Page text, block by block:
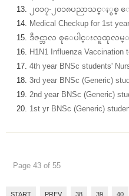
၂၀၁၇-၂၀၁၈ပညာသင္ႏွစ္ ေမာ
Medical Checkup for 1st
ဒီဇင္ဘာလ စုေပါင္းလူထုလမ္
H1N1 Influenza Vaccination
4th year BNSc students'
3rd year BNSc (Generic)
2nd year BNSc (Generic)
1st yr BNSc (Generic)
Page 43 of 55
START PREV 38 39 40